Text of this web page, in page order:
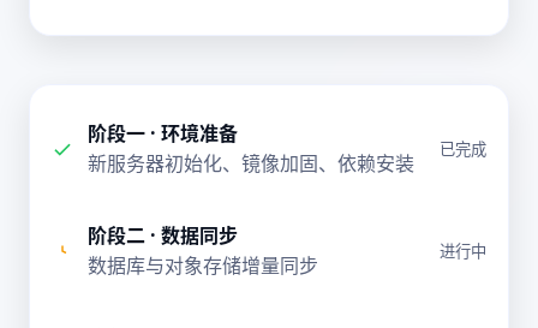
阶段一 · 环境准备
新服务器初始化、镜像加固、依赖安装
已完成
阶段二 · 数据同步
数据库与对象存储增量同步
进行中